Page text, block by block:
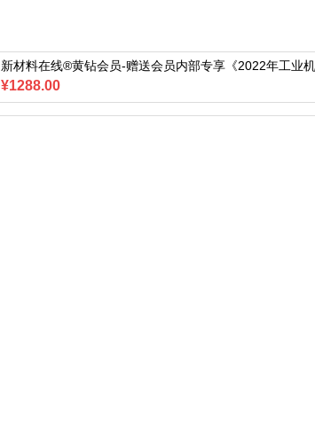
新材料在线®黄钻会员-赠送会员内部专享《2022年工业机
¥1288.00